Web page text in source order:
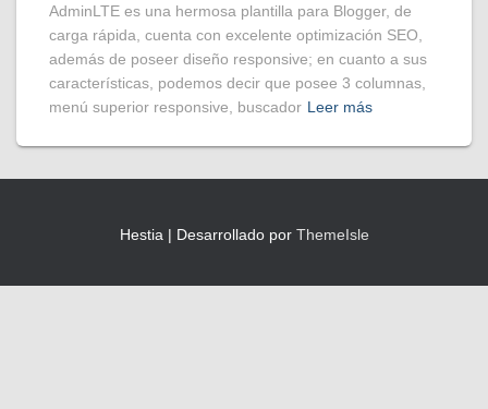
AdminLTE es una hermosa plantilla para Blogger, de
carga rápida, cuenta con excelente optimización SEO,
además de poseer diseño responsive; en cuanto a sus
características, podemos decir que posee 3 columnas,
menú superior responsive, buscador Leer más
Hestia | Desarrollado por ThemeIsle